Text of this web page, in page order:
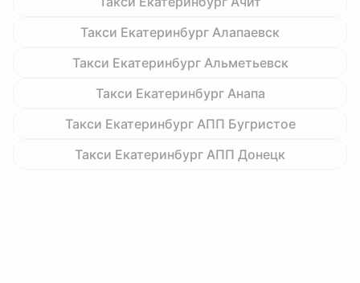
Такси Екатеринбург Алапаевск
Такси Екатеринбург Альметьевск
Такси Екатеринбург Анапа
Такси Екатеринбург АПП Бугристое
Такси Екатеринбург АПП Донецк